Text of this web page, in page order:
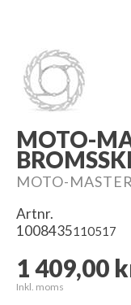
MOTO-
MOTO-MASTER
Artnr.
1008435110517
1 409,00
Inkl. moms